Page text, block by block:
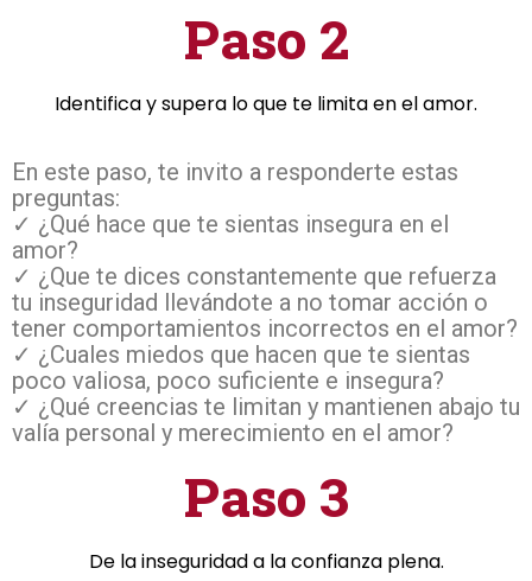
Paso 2
Identifica y supera lo que te limita en el amor.
En este paso, te invito a responderte estas
preguntas:
✓ ¿Qué hace que te sientas insegura en el
amor?
✓ ¿Que te dices constantemente que refuerza
tu inseguridad llevándote a no tomar acción o
tener comportamientos incorrectos en el amor?
✓ ¿Cuales miedos que hacen que te sientas
poco valiosa, poco suficiente e insegura?
✓ ¿Qué creencias te limitan y mantienen abajo tu
valía personal y merecimiento en el amor?
Paso 3
De la inseguridad a la confianza plena.